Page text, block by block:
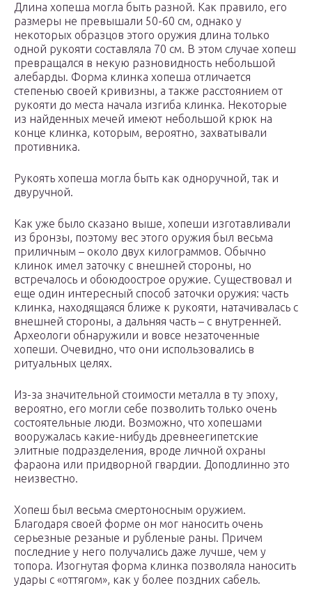
Длина хопеша могла быть разной. Как правило, его
размеры не превышали 50-60 см, однако у
некоторых образцов этого оружия длина только
одной рукояти составляла 70 см. В этом случае хопеш
превращался в некую разновидность небольшой
алебарды. Форма клинка хопеша отличается
степенью своей кривизны, а также расстоянием от
рукояти до места начала изгиба клинка. Некоторые
из найденных мечей имеют небольшой крюк на
конце клинка, которым, вероятно, захватывали
противника.
Рукоять хопеша могла быть как одноручной, так и
двуручной.
Как уже было сказано выше, хопеши изготавливали
из бронзы, поэтому вес этого оружия был весьма
приличным – около двух килограммов. Обычно
клинок имел заточку с внешней стороны, но
встречалось и обоюдоострое оружие. Существовал и
еще один интересный способ заточки оружия: часть
клинка, находящаяся ближе к рукояти, натачивалась с
внешней стороны, а дальняя часть – с внутренней.
Археологи обнаружили и вовсе незаточенные
хопеши. Очевидно, что они использовались в
ритуальных целях.
Из-за значительной стоимости металла в ту эпоху,
вероятно, его могли себе позволить только очень
состоятельные люди. Возможно, что хопешами
вооружалась какие-нибудь древнеегипетские
элитные подразделения, вроде личной охраны
фараона или придворной гвардии. Доподлинно это
неизвестно.
Хопеш был весьма смертоносным оружием.
Благодаря своей форме он мог наносить очень
серьезные резаные и рубленые раны. Причем
последние у него получались даже лучше, чем у
топора. Изогнутая форма клинка позволяла наносить
удары с «оттягом», как у более поздних сабель.